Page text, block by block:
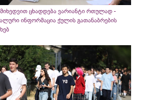
ცხადდება ვარიანტი რთულად -
ინფორმაცია ქულის გათანაბრების